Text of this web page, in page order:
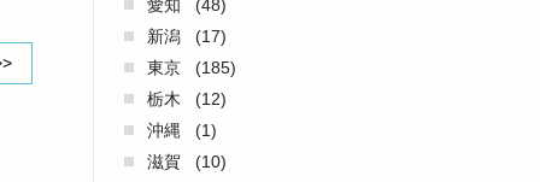
愛知
(48)
新潟
(17)
東京
(185)
栃木
(12)
沖縄
(1)
滋賀
(10)